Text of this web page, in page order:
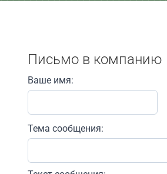
Письмо в компанию
Ваше имя:
Тема сообщения: